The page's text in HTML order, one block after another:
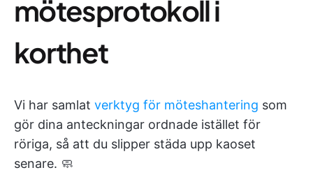
mötesprotokoll i
korthet
Vi har samlat verktyg för möteshantering som
gör dina anteckningar ordnade istället för
röriga, så att du slipper städa upp kaoset
senare. 🧼